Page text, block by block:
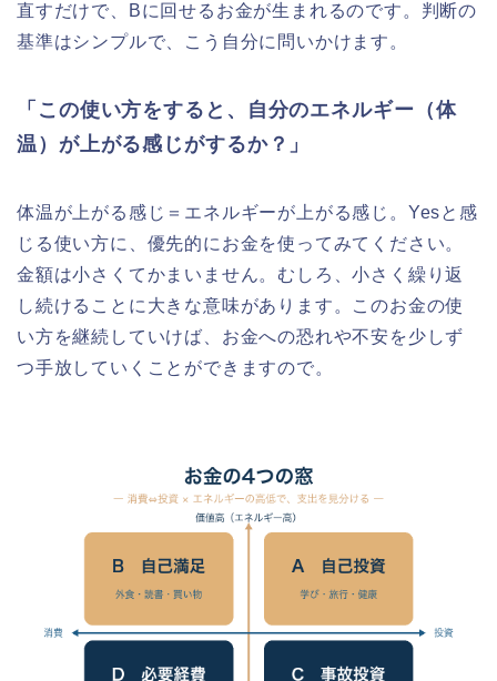
直すだけで、Bに回せるお金が生まれるのです。判断の
基準はシンプルで、こう自分に問いかけます。
「この使い方をすると、自分のエネルギー（体
温）が上がる感じがするか？」
体温が上がる感じ＝エネルギーが上がる感じ。Yesと感
じる使い方に、優先的にお金を使ってみてください。
金額は小さくてかまいません。むしろ、小さく繰り返
し続けることに大きな意味があります。このお金の使
い方を継続していけば、お金への恐れや不安を少しず
つ手放していくことができますので。